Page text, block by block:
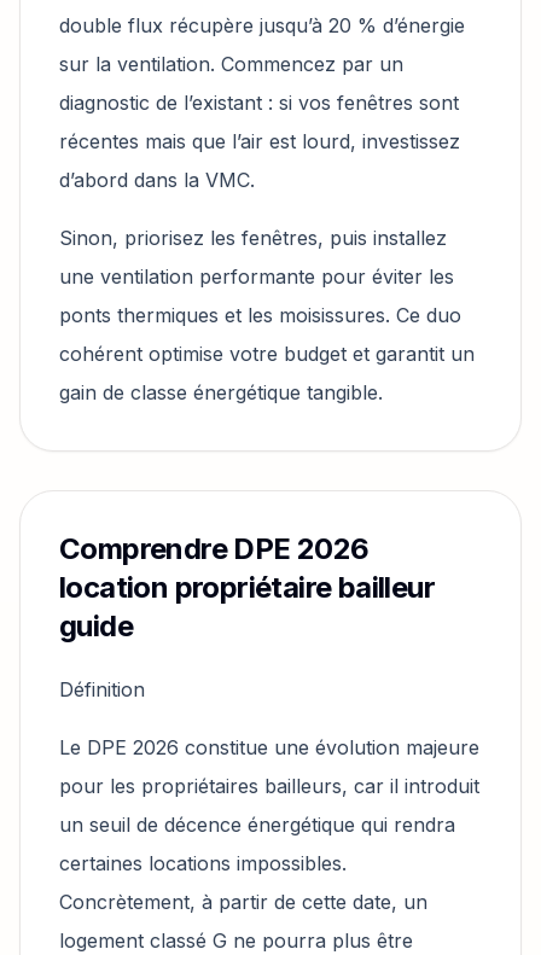
double flux récupère jusqu’à 20 % d’énergie
sur la ventilation. Commencez par un
diagnostic de l’existant : si vos fenêtres sont
récentes mais que l’air est lourd, investissez
d’abord dans la VMC.
Sinon, priorisez les fenêtres, puis installez
une ventilation performante pour éviter les
ponts thermiques et les moisissures. Ce duo
cohérent optimise votre budget et garantit un
gain de classe énergétique tangible.
Comprendre DPE 2026
location propriétaire bailleur
guide
Définition
Le DPE 2026 constitue une évolution majeure
pour les propriétaires bailleurs, car il introduit
un seuil de décence énergétique qui rendra
certaines locations impossibles.
Concrètement, à partir de cette date, un
logement classé G ne pourra plus être